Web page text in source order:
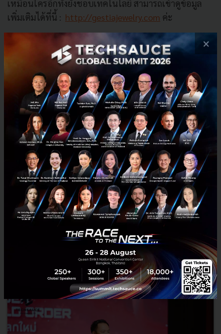
เหมือนใครอีกทั้งยังชอบเทคโนโลยี สามารถเข้าดูข้อมูล
เพิ่มเติมได้ที่นี้ : http://gestiajewelry.com ค่ะ
Gestia jewerly Hardware Startup
No comment
RELATED ARTICLE
×